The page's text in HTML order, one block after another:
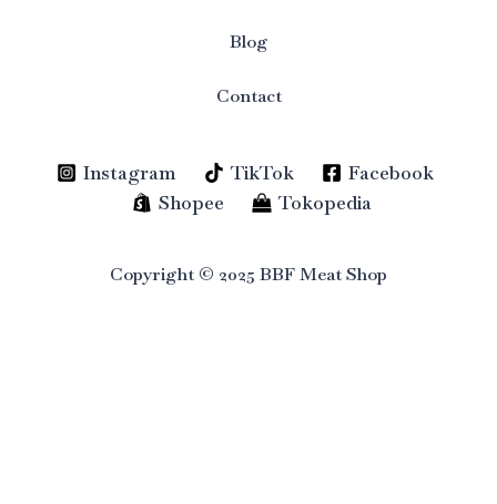
Blog
Contact
Instagram TikTok
Facebook
Shopee
Tokopedia
Copyright © 2025 BBF Meat Shop